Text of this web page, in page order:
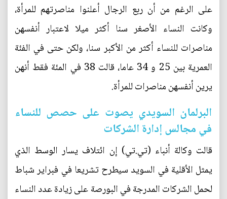
على الرغم من أن ربع الرجال أعلنوا مناصرتهم للمرأة،
وكانت النساء الأصغر سنا أكثر ميلا لاعتبار أنفسهن
مناصرات للنساء أكثر من الأكبر سنا، ولكن حتى في الفئة
العمرية بين 25 و 34 عاما، قالت 38 في المئة فقط أنهن
يرين أنفسهن مناصرات للمرأة.
البرلمان السويدي يصوت على حصص للنساء
في مجالس إدارة الشركات
قالت وكالة أنباء (تي.تي) إن ائتلاف يسار الوسط الذي
يمثل الأقلية في السويد سيطرح تشريعا في فبراير شباط
لحمل الشركات المدرجة في البورصة على زيادة عدد النساء